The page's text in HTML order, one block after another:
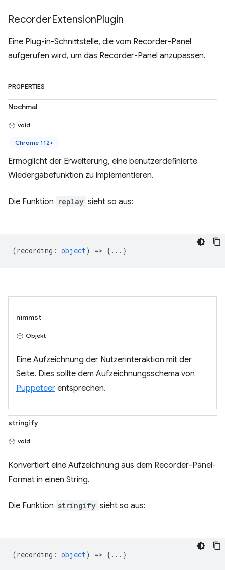
RecorderExtensionPlugin
Eine Plug-in-Schnittstelle, die vom Recorder-Panel
aufgerufen wird, um das Recorder-Panel anzupassen.
PROPERTIES
Nochmal
void
Chrome 112+
Ermöglicht der Erweiterung, eine benutzerdefinierte
Wiedergabefunktion zu implementieren.
Die Funktion replay sieht so aus:
(recording : object) => {...}
nimmst
Objekt
Eine Aufzeichnung der Nutzerinteraktion mit der
Seite. Dies sollte dem Aufzeichnungsschema von
Puppeteer entsprechen.
stringify
void
Konvertiert eine Aufzeichnung aus dem Recorder-Panel-
Format in einen String.
Die Funktion stringify sieht so aus:
(recording : object) => {...}